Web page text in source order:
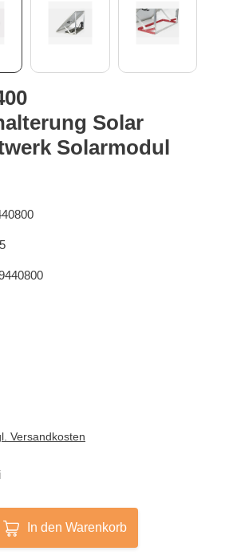
Solar
Solarmodul
Versandkosten
In den Warenkorb